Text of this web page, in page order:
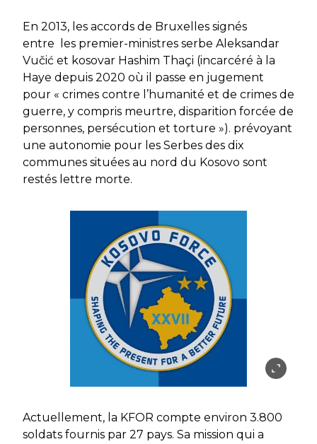
En 2013, les accords de Bruxelles signés
entre les premier-ministres serbe Aleksandar
Vučić et kosovar Hashim Thaçi (incarcéré à la
Haye depuis 2020 où il passe en jugement
pour « crimes contre l’humanité et de crimes de
guerre, y compris meurtre, disparition forcée de
personnes, persécution et torture »). prévoyant
une autonomie pour les Serbes des dix
communes situées au nord du Kosovo sont
restés lettre morte.
Actuellement, la KFOR compte environ 3.800
soldats fournis par 27 pays. Sa mission qui a